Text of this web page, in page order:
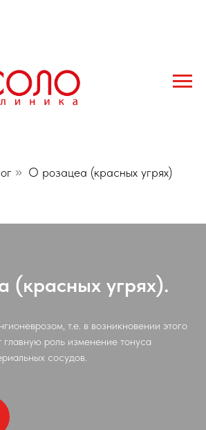
» О розацеа (красных угрях)
(красных угрях).
т.е. в возникновении этого
главную роль изменение тонуса
сосудов.